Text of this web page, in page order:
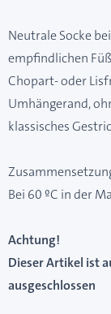
Neutrale Socke
empfindlichen
Chopart- oder
Umhängerand,
klassisches
Bei 60 ºC in der
Achtung!
Dieser Artikel ist
ausgeschlossen